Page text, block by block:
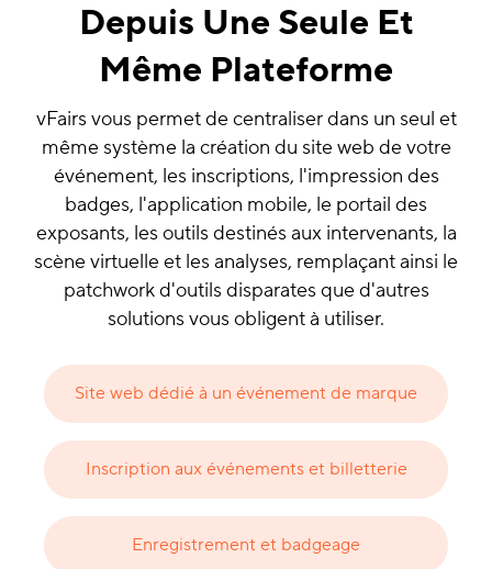
Depuis Une Seule Et
Même Plateforme
vFairs vous permet de centraliser dans un seul et
même système la création du site web de votre
événement, les inscriptions, l'impression des
badges, l'application mobile, le portail des
exposants, les outils destinés aux intervenants, la
scène virtuelle et les analyses, remplaçant ainsi le
patchwork d'outils disparates que d'autres
solutions vous obligent à utiliser.
Site web dédié à un événement de marque
Inscription aux événements et billetterie
Enregistrement et badgeage